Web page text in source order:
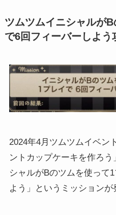
ツムツムイニシャルが
で6回フィーバーしよう
2024年4月ツムツムイベン
ントカップケーキを作ろ
シャルがBのツムを使って
よう」というミッションが